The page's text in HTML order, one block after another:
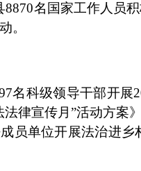
8870名国家工作人员
。
名科级领导干部开展
法律宣传月”活动方案
员单位开展法治进乡